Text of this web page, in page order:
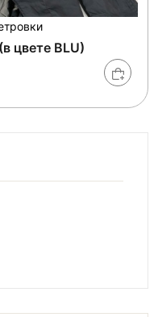
цвете BLU)